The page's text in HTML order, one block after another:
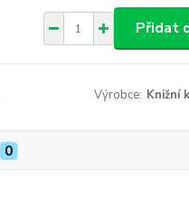
Přidat
Výrobce: Knižní
0